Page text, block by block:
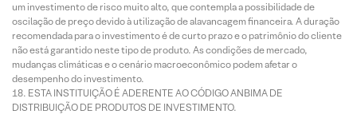
um investimento de risco muito alto, que contempla a possibilidade de
oscilação de preço devido à utilização de alavancagem financeira. A duração
recomendada para o investimento é de curto prazo e o patrimônio do cliente
não está garantido neste tipo de produto. As condições de mercado,
mudanças climáticas e o cenário macroeconômico podem afetar o
desempenho do investimento.
ESTA INSTITUIÇÃO É ADERENTE AO CÓDIGO ANBIMA DE
DISTRIBUIÇÃO DE PRODUTOS DE INVESTIMENTO.